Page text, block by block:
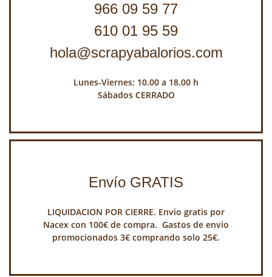
966 09 59 77
610 01 95 59
hola@scrapyabalorios.com
Lunes-Viernes: 10.00 a 18.00 h
Sábados CERRADO
Envío GRATIS
LIQUIDACION POR CIERRE. Envio gratis por
Nacex con 100€ de compra. Gastos de envio
promocionados 3€ comprando solo 25€.